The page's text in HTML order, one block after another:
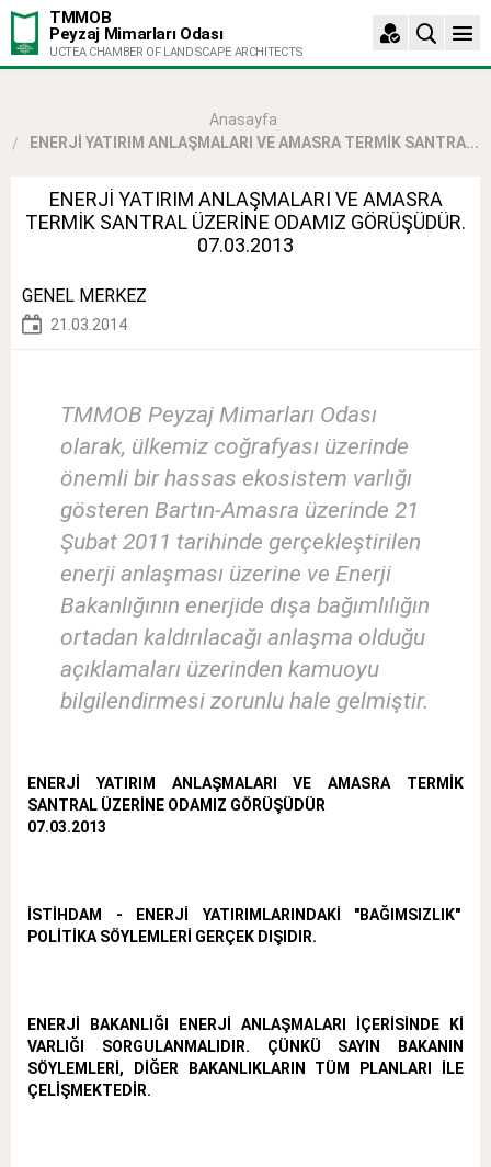
TMMOB
Peyzaj Mimarları Odası
UCTEA CHAMBER OF LANDSCAPE ARCHITECTS
Anasayfa
ENERJİ YATIRIM ANLAŞMALARI VE AMASRA TERMİK SANTRA...
ENERJİ YATIRIM ANLAŞMALARI VE AMASRA
TERMİK SANTRAL ÜZERİNE ODAMIZ GÖRÜŞÜDÜR.
07.03.2013
GENEL MERKEZ
21.03.2014
TMMOB Peyzaj Mimarları Odası
olarak, ülkemiz coğrafyası üzerinde
önemli bir hassas ekosistem varlığı
gösteren Bartın-Amasra üzerinde 21
Şubat 2011 tarihinde gerçekleştirilen
enerji anlaşması üzerine ve Enerji
Bakanlığının enerjide dışa bağımlılığın
ortadan kaldırılacağı anlaşma olduğu
açıklamaları üzerinden kamuoyu
bilgilendirmesi zorunlu hale gelmiştir.
ENERJİ YATIRIM ANLAŞMALARI VE AMASRA TERMİK
SANTRAL ÜZERİNE ODAMIZ GÖRÜŞÜDÜR
07.03.2013
İSTİHDAM - ENERJİ YATIRIMLARINDAKİ "BAĞIMSIZLIK"
POLİTİKA SÖYLEMLERİ GERÇEK DIŞIDIR.
ENERJİ BAKANLIĞI ENERJİ ANLAŞMALARI İÇERİSİNDE Kİ
VARLIĞI SORGULANMALIDIR. ÇÜNKÜ SAYIN BAKANIN
SÖYLEMLERİ, DİĞER BAKANLIKLARIN TÜM PLANLARI İLE
ÇELİŞMEKTEDİR.